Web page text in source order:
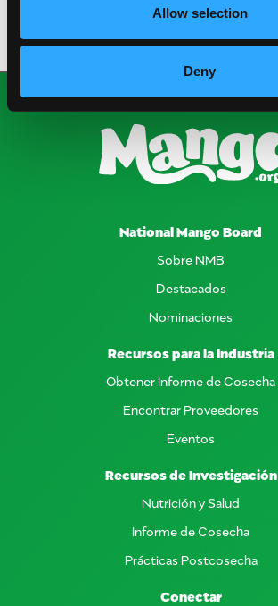
Allow selection
Deny
National Mango Board
Sobre NMB
Destacados
Nominaciones
Recursos para la Industria
Obtener Informe de Cosecha
Encontrar Proveedores
Eventos
Recursos de Investigación
Nutrición y Salud
Informe de Cosecha
Prácticas Postcosecha
Conectar